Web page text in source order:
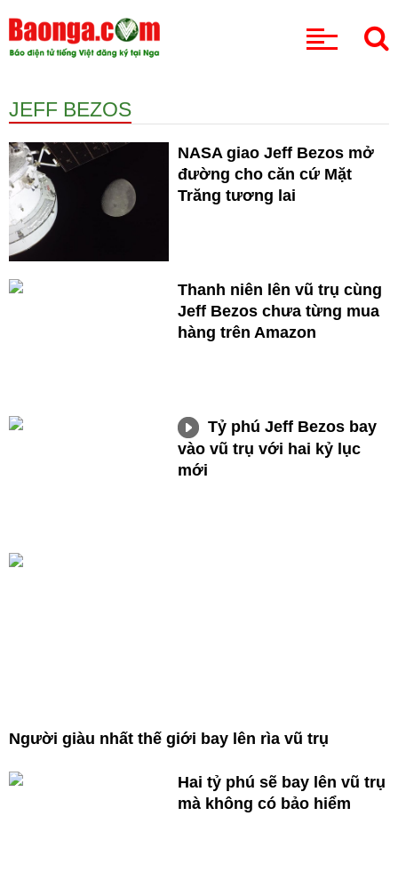
JEFF BEZOS
NASA giao Jeff Bezos mở
đường cho căn cứ Mặt
Trăng tương lai
Thanh niên lên vũ trụ cùng
Jeff Bezos chưa từng mua
hàng trên Amazon
Tỷ phú Jeff Bezos bay
vào vũ trụ với hai kỷ lục
mới
Người giàu nhất thế giới bay lên rìa vũ trụ
Hai tỷ phú sẽ bay lên vũ trụ
mà không có bảo hiểm